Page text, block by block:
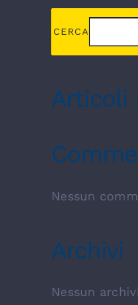
CERCA
Articoli
Nessun
Archivi
Nessun